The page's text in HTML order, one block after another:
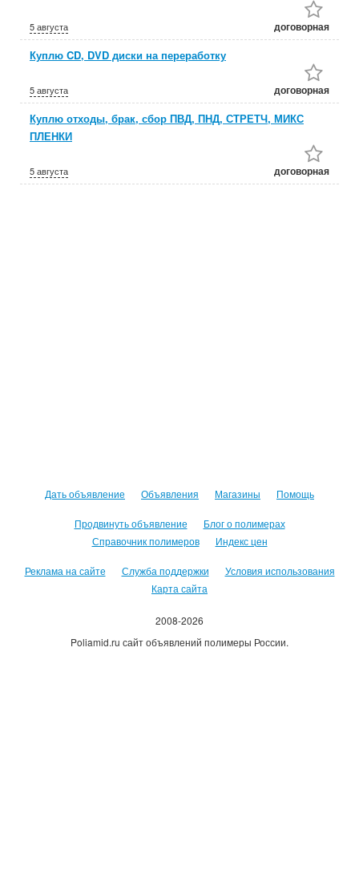
5 августа договорная
Куплю CD, DVD диски на переработку
5 августа договорная
Куплю отходы, брак, сбор ПВД, ПНД, СТРЕТЧ, МИКС
ПЛЕНКИ
5 августа договорная
Дать объявление Объявления Магазины Помощь
Продвинуть объявление
Блог о полимерах
Справочник полимеров
Индекс цен
Реклама на сайте Служба поддержки
Условия использования
Карта сайта
2008-2026
Poliamid.ru сайт объявлений полимеры России.